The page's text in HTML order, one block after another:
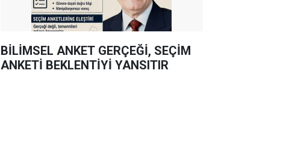
BİLİMSEL ANKET GERÇEĞİ, SEÇİM
ANKETİ BEKLENTİYİ YANSITIR